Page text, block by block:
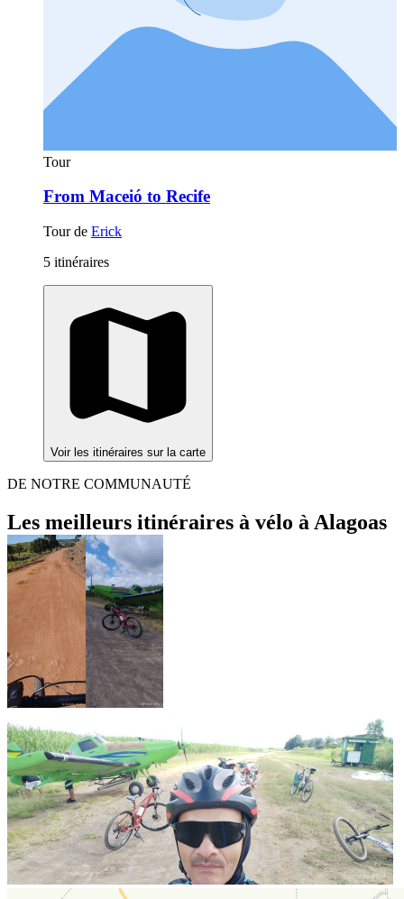
Tour
From Maceió to Recife
Tour de Erick
5 itinéraires
Voir les itinéraires sur la carte
DE NOTRE COMMUNAUTÉ
Les meilleurs itinéraires à vélo à Alagoas